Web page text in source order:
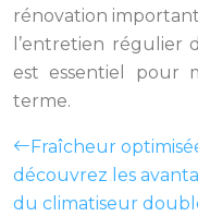
rénovation
l’entretien régulier
est essentiel pour
terme.
Fraîcheur
découvrez les
du climatiseur